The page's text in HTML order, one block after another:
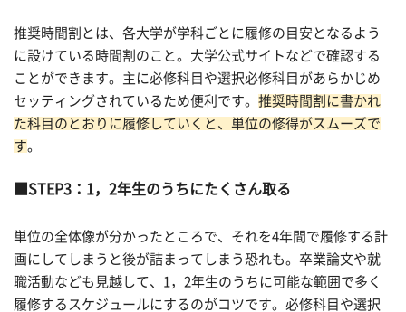
推奨時間割とは、各大学が学科ごとに履修の目安となるよう
に設けている時間割のこと。大学公式サイトなどで確認する
ことができます。主に必修科目や選択必修科目があらかじめ
セッティングされているため便利です。 推奨時間割に書かれ
た科目のとおりに履修していくと、単位の修得がスムーズで
す。
STEP3：1，2年生のうちにたくさん取る
単位の全体像が分かったところで、それを4年間で履修する計
画にしてしまうと後が詰まってしまう恐れも。卒業論文や就
職活動なども見越して、1，2年生のうちに可能な範囲で多く
履修するスケジュールにするのがコツです。必修科目や選択